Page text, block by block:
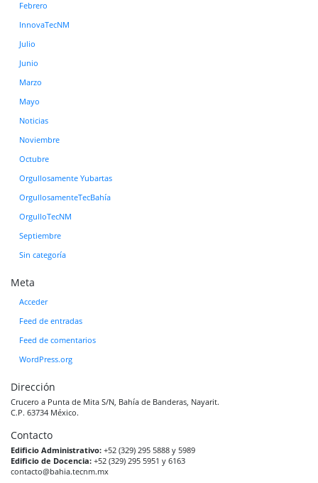
Febrero
InnovaTecNM
Julio
Junio
Marzo
Mayo
Noticias
Noviembre
Octubre
Orgullosamente Yubartas
OrgullosamenteTecBahía
OrgulloTecNM
Septiembre
Sin categoría
Meta
Acceder
Feed de entradas
Feed de comentarios
WordPress.org
Dirección
Crucero a Punta de Mita S/N, Bahía de Banderas, Nayarit.
C.P. 63734 México.
Contacto
Edificio Administrativo: +52 (329) 295 5888 y 5989
Edificio de Docencia: +52 (329) 295 5951 y 6163
contacto@bahia.tecnm.mx